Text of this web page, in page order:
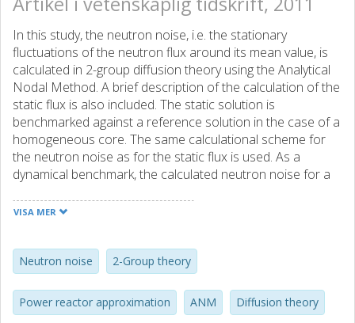
In this study, the neutron noise, i.e. the stationary
fluctuations of the neutron flux around its mean value, is
calculated in 2-group diffusion theory using the Analytical
Nodal Method. A brief description of the calculation of the
static flux is also included. The static solution is
benchmarked against a reference solution in the case of a
homogeneous core. The same calculational scheme for
the neutron noise as for the static flux is used. As a
dynamical benchmark, the calculated neutron noise for a
analytical solution of a centered noise source at different
determined using the power reactor approximation,
extended to two energy groups. The results of the
benchmarks are that the numerical calculations using
ANM accurately match the analytical solutions.
VISA MER
Neutron noise 2-Group theory
Power reactor approximation ANM Diffusion theory